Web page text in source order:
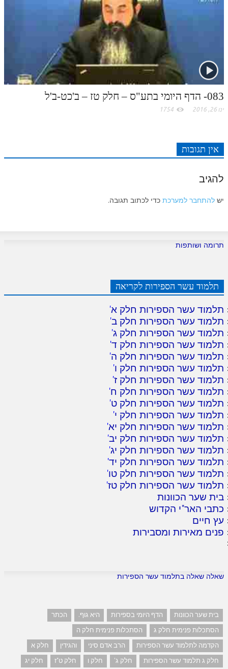
083- הדף היומי בתע"ס – חלק טז – ב'כט-ב'ל
ינו 26, 2016 1754
אין תגובות
להגיב
יש להתחבר למערכת כדי לכתוב תגובה.
תרומה ושותפות
תלמוד עשר הספירות לקריאה
תלמוד עשר הספירות חלק א'
תלמוד עשר הספירות חלק ב'
תלמוד עשר הספירות חלק ג'
תלמוד עשר הספירות חלק ד'
תלמוד עשר הספירות חלק ה'
תלמוד עשר הספירות חלק ו'
תלמוד עשר הספירות חלק ז'
תלמוד עשר הספירות חלק ח'
תלמוד עשר הספירות חלק ט'
תלמוד עשר הספירות חלק י'
תלמוד עשר הספירות חלק יא'
תלמוד עשר הספירות חלק יב'
תלמוד עשר הספירות חלק יג'
תלמוד עשר הספירות חלק יד'
תלמוד עשר הספירות חלק טו'
תלמוד עשר הספירות חלק טז'
בית שער הכוונות
כתבי האר"י הקדוש
עץ חיים
פנים מאירות ומסבירות
שאלה שאלה בתלמוד עשר הספירות
בית שער הכוונות הדף היומי בספירות היא גוף.
הכתר
הסתכלות פנימית חלק ג
הסתכלות פנימית חלק ה
הקדמה לתלמוד עשר הספירות
הרב אדם סיני והגידין
חלק א
חלק ג תלמוד עשר הספירות
חלק ג' חלק ו חלק ט"ז
חלק יג